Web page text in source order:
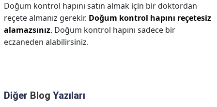
Doğum kontrol hapını satın almak için bir doktordan
reçete almanız gerekir. Doğum kontrol hapını reçetesiz
alamazsınız. Doğum kontrol hapını sadece bir
eczaneden alabilirsiniz.
Diğer Blog Yazıları